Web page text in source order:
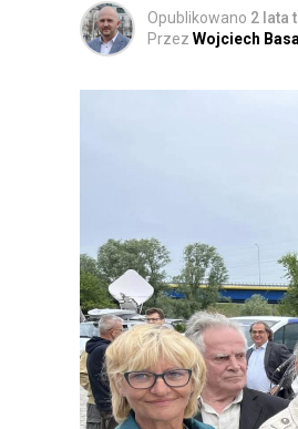
Opublikowano 2 lata
Przez Wojciech